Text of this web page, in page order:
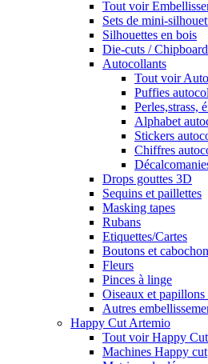
Tout voir
Sets de mini-
Silhouettes en bois
Die-cuts /
Autocollants
Tout voir
Puffies
Perles,strass,
Alphabet
Stickers
Chiffres
Drops gouttes 3D
Sequins et paillettes
Masking tapes
Rubans
Etiquettes/Cartes
Boutons et
Fleurs
Pinces à linge
Oiseaux et papillons
Autres
Happy Cut Artemio
Tout voir Happy
Machines Happy cut